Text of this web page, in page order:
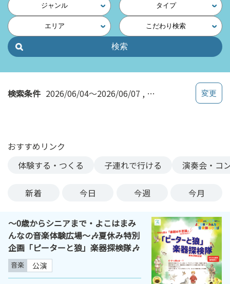
読
他
ペ
の
ジャンル タイプ
エリア こだわり検索
検索条件 2026/06/04～2026/06/07 オンライン配信
おすすめリンク
体験する・つくる
子連れで行ける 演奏会・コ
新着 今日 今週 今月
〜0歳からシニアまで・よこはまみ
んなの音楽体験広場〜🎶夏休み特別
企画「ピーターと狼」楽器探検隊🎶
音楽 公演